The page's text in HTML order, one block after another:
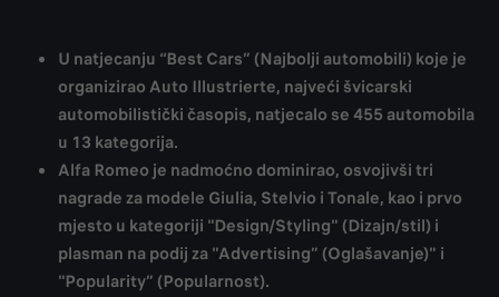
U natjecanju “Best Cars” (Najbolji automobili) koje je
organizirao Auto Illustrierte, najveći švicarski
automobilistički časopis, natjecalo se 455 automobila
u 13 kategorija.
Alfa Romeo je nadmoćno dominirao, osvojivši tri
nagrade za modele Giulia, Stelvio i Tonale, kao i prvo
mjesto u kategoriji "Design/Styling" (Dizajn/stil) i
plasman na podij za "Advertising” (Oglašavanje)" i
"Popularity” (Popularnost).